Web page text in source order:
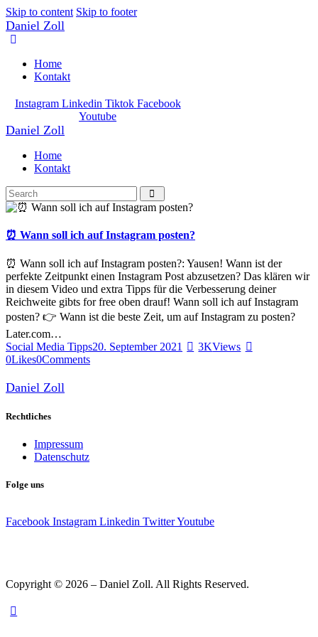
Skip to content Skip to footer
Daniel Zoll
Home
Kontakt
Instagram Linkedin Tiktok Facebook
Youtube
Daniel Zoll
Home
Kontakt
⏰ Wann soll ich auf Instagram posten?
⏰ Wann soll ich auf Instagram posten?: Yausen! Wann ist der
perfekte Zeitpunkt einen Instagram Post abzusetzen? Das klären wir
in diesem Video und extra Tipps für die Verbesserung deiner
Reichweite gibts for free oben drauf! Wann soll ich auf Instagram
posten? 👉 Wann ist die beste Zeit, um auf Instagram zu posten?
Later.com…
Social Media Tipps20. September 2021 3KViews
0Likes0Comments
Daniel Zoll
Rechtliches
Impressum
Datenschutz
Folge uns
Facebook Instagram Linkedin TwitterYoutube
Copyright © 2026 – Daniel Zoll. All Rights Reserved.